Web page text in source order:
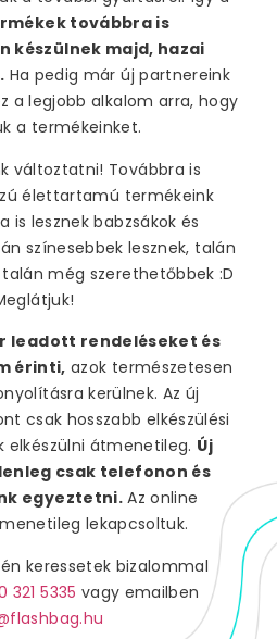
párna
párna - Nagy
párna - Közepes
párna - Kicsi
fotel
mini párna
kutyababzsák
- Nagy
- Közepes
külső huzatok
továbbra is
készülnek majd, hazai
Ha pedig már új partnereink
a legjobb alkalom arra, hogy
a termékeinket.
változtatni! Továbbra is
élettartamú termékeink
is lesznek babzsákok és
színesebbek lesznek, talán
még szerethetőbbek :D
leadott rendeléseket és
érinti, azok természetesen
kerülnek. Az új
csak hosszabb elkészülési
elkészülni átmenetileg. Új
csak telefonon és
egyeztetni.Az online
lekapcsoltuk.
keressetek bizalommal
321 5335 vagy emailben